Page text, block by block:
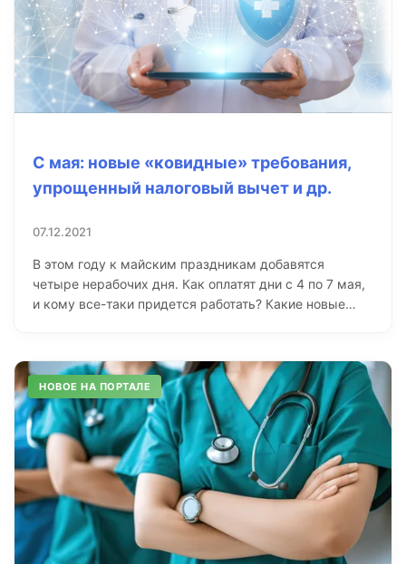
С мая: новые «ковидные» требования,
упрощенный налоговый вычет и др.
07.12.2021
В этом году к майским праздникам добавятся
четыре нерабочих дня. Как оплатят дни с 4 по 7 мая,
и кому все-таки придется работать? Какие новые…
НОВОЕ НА ПОРТАЛЕ